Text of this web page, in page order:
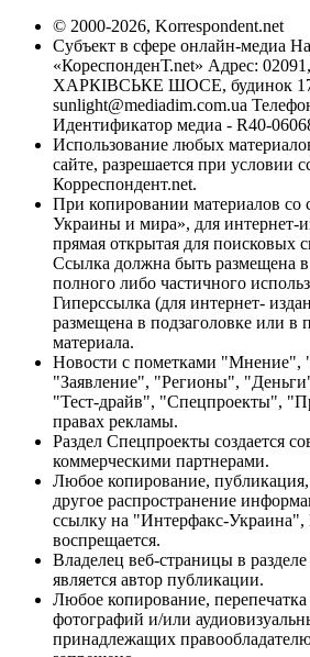
© 2000-2026, Korrespondent.net
Субъект в сфере онлайн-медиа
«КореспонденТ.net» Адрес:
ХАРКІВСЬКЕ ШОСЕ, будинок
sunlight@mediadim.com.ua
Идентификатор медиа - R40-
Использование любых
сайте, разрешается при условии
Корреспондент.net.
При копировании материалов со
Украины и мира», для интернет-
прямая открытая для поисковых
Ссылка должна быть размещена
полного либо частичного
Гиперссылка (для интернет-
размещена в подзаголовке или в
материала.
Новости с пометками "Мнение",
"Заявление", "Регионы",
"Тест-драйв", "Спецпроекты",
правах рекламы.
Раздел Спецпроекты создается
коммерческими партнерами.
Любое копирование,
другое распространение
ссылку на "Интерфакс-Украина",
воспрещается.
Владелец веб-страницы в
является автор публикации.
Любое копирование,
фотографий и/или
принадлежащих